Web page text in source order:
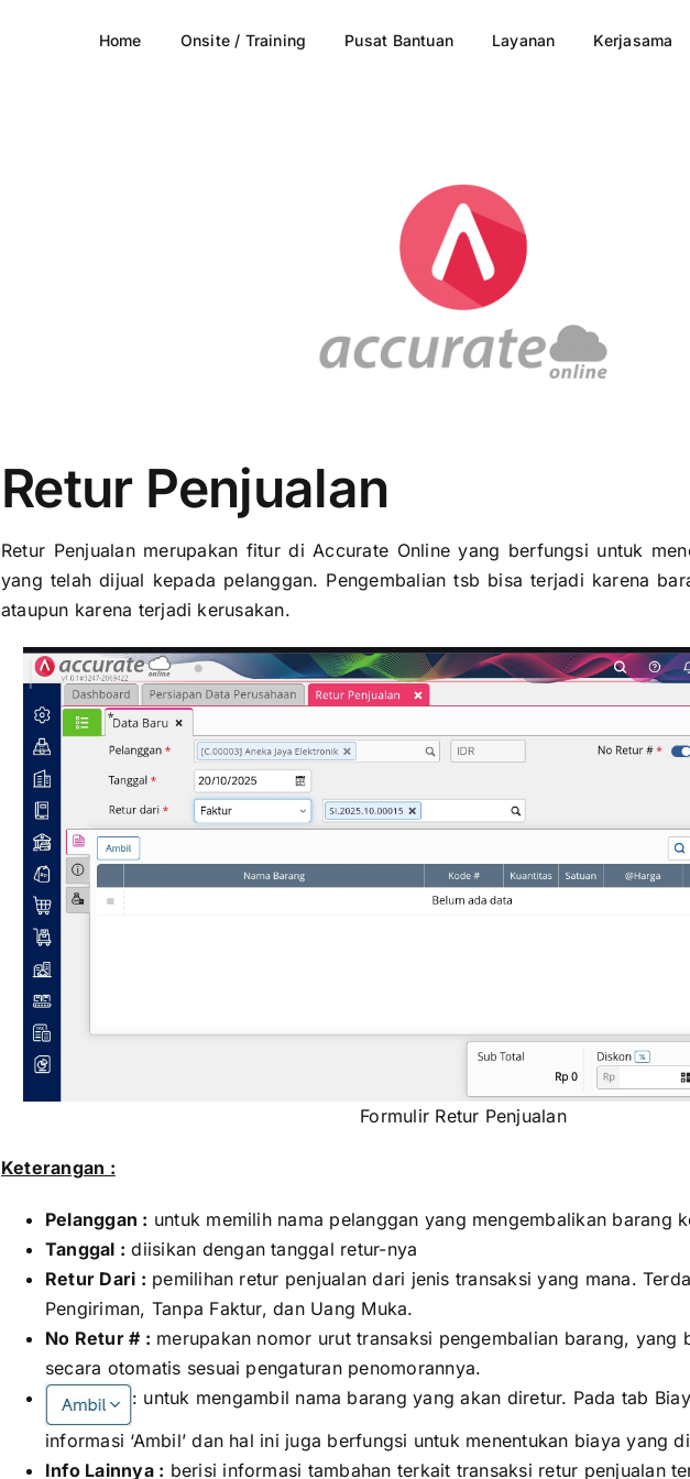
Home Onsite / Training Pusat Bantuan Layanan Kerjasama
Retur Penjualan
Retur Penjualan merupakan fitur di Accurate Online yang berfungsi untuk
yang telah dijual kepada pelanggan. Pengembalian tsb bisa terjadi karena
ataupun karena terjadi kerusakan.
Formulir Retur Penjualan
Keterangan :
Pelanggan : untuk memilih nama pelanggan yang mengembalikan barang
Tanggal : diisikan dengan tanggal retur-nya
Retur Dari : pemilihan retur penjualan dari jenis transaksi yang mana.
Pengiriman, Tanpa Faktur, dan Uang Muka.
No Retur # : merupakan nomor urut transaksi pengembalian barang, yang
secara otomatis sesuai pengaturan penomorannya.
: untuk mengambil nama barang yang akan diretur. Pada tab
informasi ‘Ambil’ dan hal ini juga berfungsi untuk menentukan biaya yang
Info Lainnya : berisi informasi tambahan terkait transaksi retur penjualan